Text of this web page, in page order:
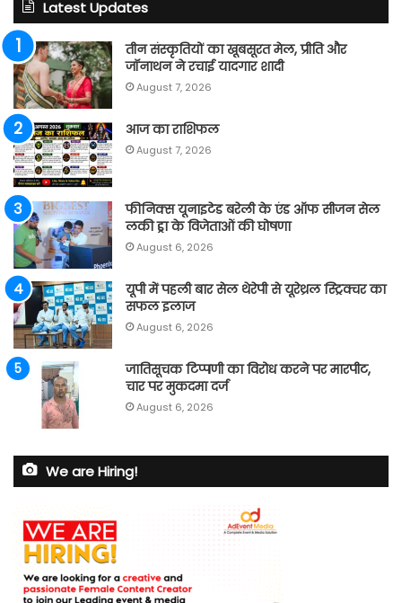
Latest Updates
तीन संस्कृतियों का खूबसूरत मेल, प्रीति और
जॉनाथन ने रचाई यादगार शादी
August 7, 2026
आज का राशिफल
August 7, 2026
फीनिक्स यूनाइटेड बरेली के एंड ऑफ सीजन सेल
लकी ड्रा के विजेताओं की घोषणा
August 6, 2026
यूपी में पहली बार सेल थेरेपी से यूरेथ्रल स्ट्रिक्चर का
सफल इलाज
August 6, 2026
जातिसूचक टिप्पणी का विरोध करने पर मारपीट,
चार पर मुकदमा दर्ज
August 6, 2026
We are Hiring!